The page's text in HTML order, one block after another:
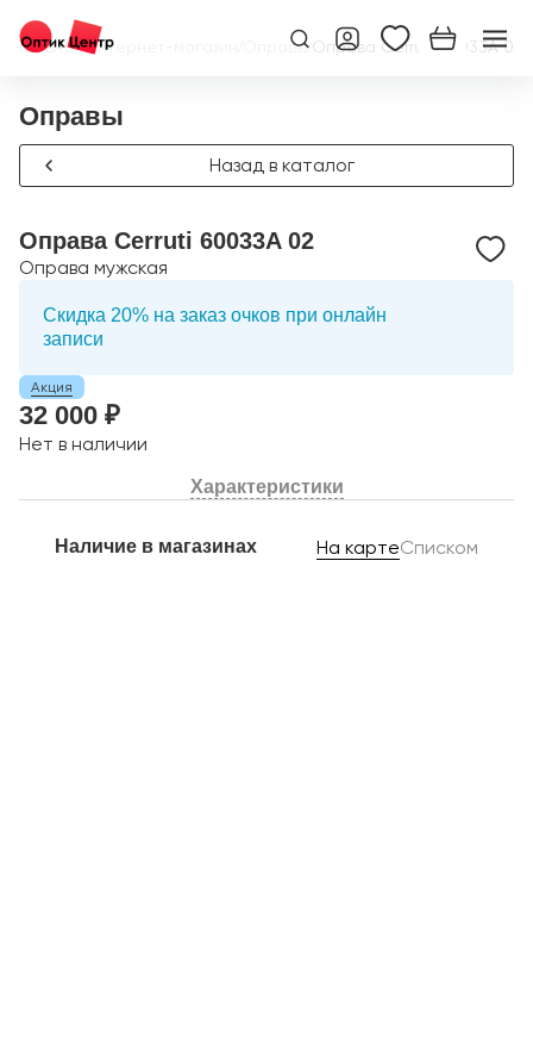
Главная/Интернет-магазин Оправы/Оправа Cerruti 60033A 02
Оправы
Назад в каталог
Оправа Cerruti 60033A 02
Оправа мужская
Скидка 20% на заказ очков при онлайн
записи
Акция
32 000 ₽
Нет в наличии
Характеристики
Наличие в магазинах На картеСписком